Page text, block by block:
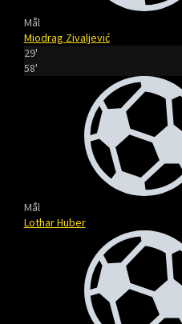
Mål
Miodrag Zivaljević
29'
58'
Mål
Lothar Huber